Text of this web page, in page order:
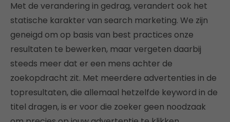
Met de verandering in gedrag, verandert ook het
statische karakter van search marketing. We zijn
geneigd om op basis van best practices onze
resultaten te bewerken, maar vergeten daarbij
steeds meer dat er een mens achter de
zoekopdracht zit. Met meerdere advertenties in de
topresultaten, die allemaal hetzelfde keyword in de
titel dragen, is er voor die zoeker geen noodzaak